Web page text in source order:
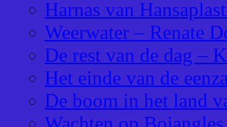
Harnas van
Weerwater – Renate
De rest van de dag –
Het einde van de
De boom in het land